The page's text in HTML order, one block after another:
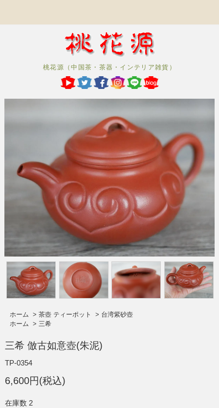
桃花源（中国茶・茶器・インテリア雑貨）
ホーム > 茶壺 ティーポット > 台湾紫砂壺
ホーム > 三希
三希 倣古如意壺(朱泥)
TP-0354
6,600円(税込)
在庫数 2